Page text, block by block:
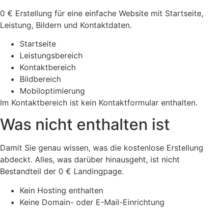
0 € Erstellung für eine einfache Website mit Startseite,
Leistung, Bildern und Kontaktdaten.
Startseite
Leistungsbereich
Kontaktbereich
Bildbereich
Mobiloptimierung
Im Kontaktbereich ist kein Kontaktformular enthalten.
Was nicht enthalten ist
Damit Sie genau wissen, was die kostenlose Erstellung
abdeckt. Alles, was darüber hinausgeht, ist nicht
Bestandteil der 0 € Landingpage.
Kein Hosting enthalten
Keine Domain- oder E-Mail-Einrichtung